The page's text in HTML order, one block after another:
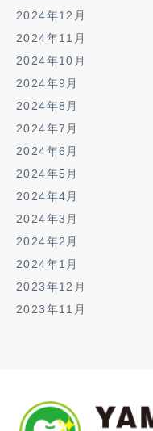
2024年12月
2024年11月
2024年10月
2024年9月
2024年8月
2024年7月
2024年6月
2024年5月
2024年4月
2024年3月
2024年2月
2024年1月
2023年12月
2023年11月